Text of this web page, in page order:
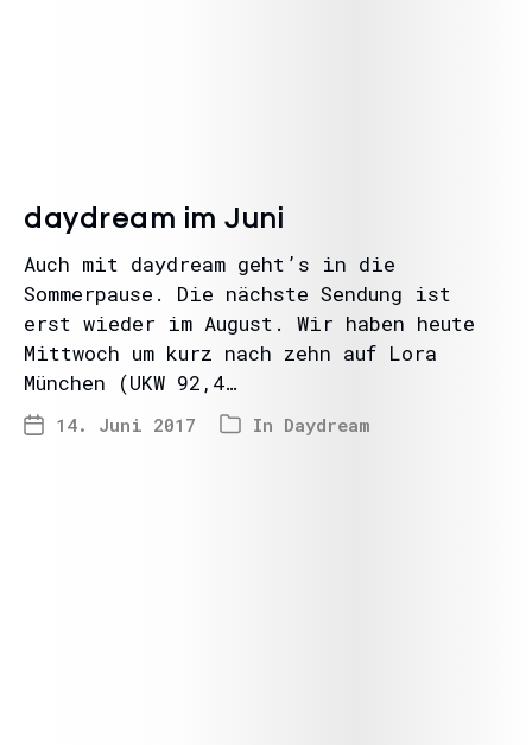
daydream im Juni
Auch mit daydream geht’s in die
Sommerpause. Die nächste Sendung ist
erst wieder im August. Wir haben heute
Mittwoch um kurz nach zehn auf Lora
München (UKW 92,4…
14. Juni 2017 In Daydream